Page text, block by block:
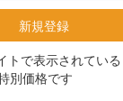
新規登録
トで表示されている
別価格です